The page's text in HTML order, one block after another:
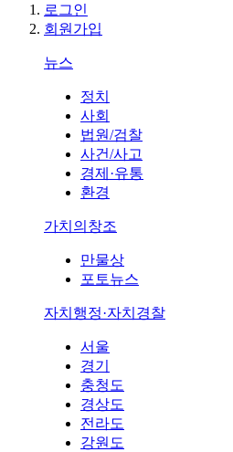
로그인
회원가입
뉴스
정치
사회
법원/검찰
사건/사고
경제·유통
환경
가치의창조
만물상
포토뉴스
자치행정·자치경찰
서울
경기
충청도
경상도
전라도
강원도